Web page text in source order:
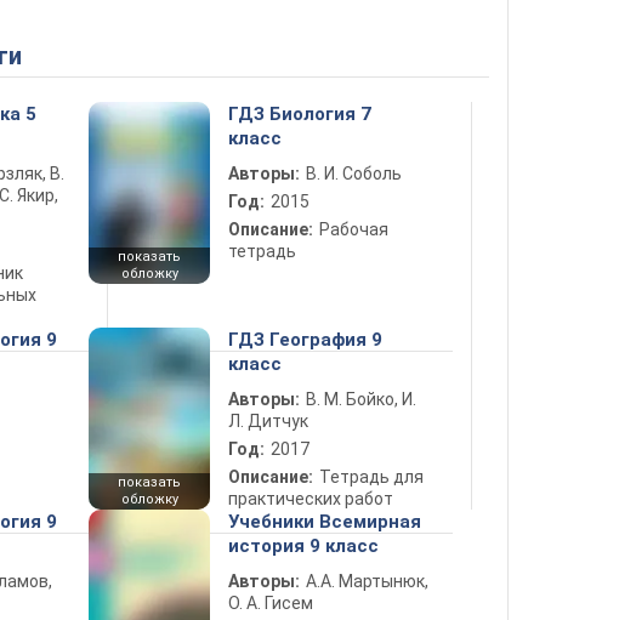
5
В.
Якир,
показать
обложку
ГДЗ Биология 7
класс
Авторы: В. И. Соболь
Год: 2015
Описание: Рабочая
тетрадь
9
показать
обложку
ГДЗ География 9
класс
Авторы: В. М. Бойко, И.
Л. Дитчук
Год: 2017
Описание: Тетрадь для
практических работ
9
Учебники Всемирная
история 9 класс
Авторы: А.А. Мартынюк,
О. А. Гисем